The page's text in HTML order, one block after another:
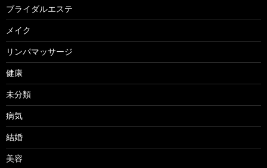
ブライダルエステ
メイク
リンパマッサージ
健康
未分類
病気
結婚
美容